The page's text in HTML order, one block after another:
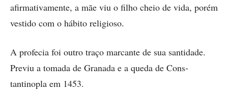
afirmativamente, a mãe viu o filho cheio de vida, porém
vestido com o hábito religioso.
A profecia foi outro traço marcante de sua santidade.
Previu a tomada de Granada e a queda de Cons­
tantinopla em 1453.